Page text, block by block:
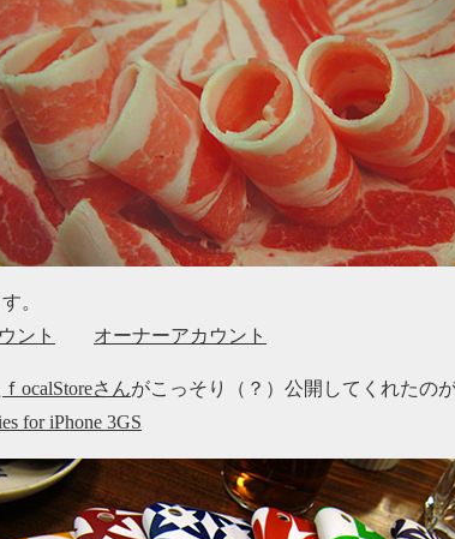
。
ント オーナーアカウント
ｆocalStoreさんがこっそり（？）公開してくれたの
for iPhone 3GS